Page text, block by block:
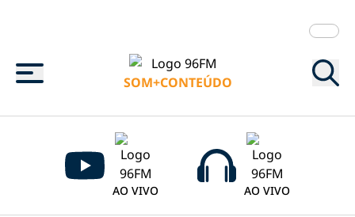
Menu
SOM+CONTEÚDO
AO VIVO AO VIVO